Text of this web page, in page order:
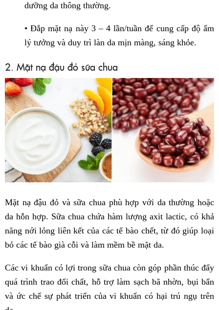
dưỡng da thông thường.
• Đắp mặt nạ này 3 – 4 lần/tuần để cung cấp độ ẩm
lý tưởng và duy trì làn da mịn màng, sáng khỏe.
2. Mặt nạ đậu đỏ sữa chua
Mặt nạ đậu đỏ và sữa chua phù hợp với da thường hoặc
da hỗn hợp. Sữa chua chứa hàm lượng axit lactic, có khả
năng nới lỏng liên kết của các tế bào chết, từ đó giúp loại
bỏ các tế bào già cỗi và làm mềm bề mặt da.
Các vi khuẩn có lợi trong sữa chua còn góp phần thúc đẩy
quá trình trao đổi chất, hỗ trợ làm sạch bã nhờn, bụi bẩn
và ức chế sự phát triển của vi khuẩn có hại trú ngụ trên